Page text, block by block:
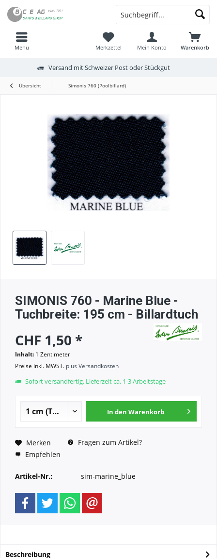
Menü Warenkorb
Merkzettel Mein Konto
Versand mit Schweizer Post oder Stückgut
Übersicht Simonis 760 (Poolbillard)
SIMONIS 760 - Marine Blue -
Tuchbreite: 195 cm - Billardtuch
CHF 1,50 *
Inhalt: 1 Zentimeter
Preise inkl. MWST. plus Versandkosten
Sofort versandfertig, Lieferzeit ca. 1-3 Arbeitstage
In den Warenkorb
Merken
Fragen zum Artikel?
Empfehlen
Artikel-Nr.: sim-marine_blue
Beschreibung